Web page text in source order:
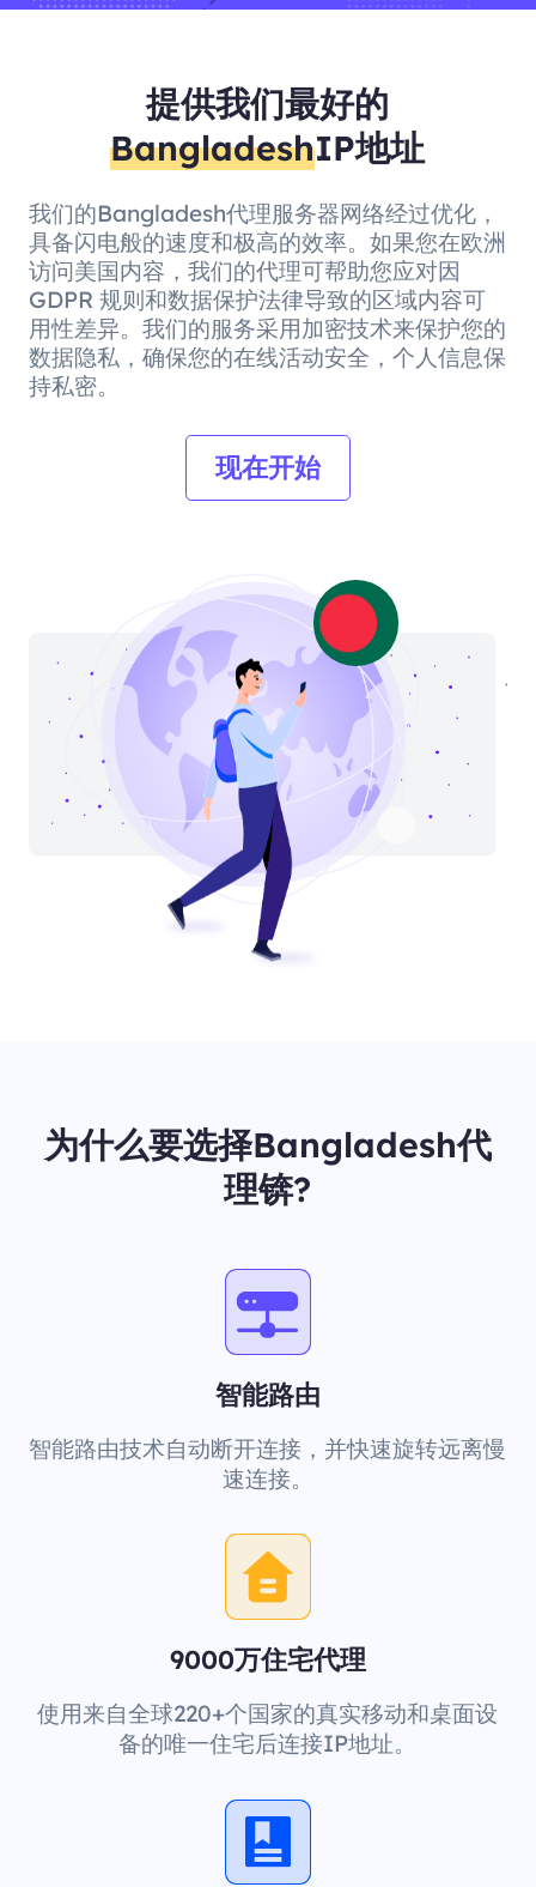
提供我们最好的
BangladeshIP地址
我们的Bangladesh代理服务器网络经过优化，
具备闪电般的速度和极高的效率。如果您在欧洲
访问美国内容，我们的代理可帮助您应对因
GDPR 规则和数据保护法律导致的区域内容可
用性差异。我们的服务采用加密技术来保护您的
数据隐私，确保您的在线活动安全，个人信息保
持私密。
现在开始
为什么要选择Bangladesh代
理锛?
智能路由
智能路由技术自动断开连接，并快速旋转远离慢
速连接。
9000万住宅代理
使用来自全球220+个国家的真实移动和桌面设
备的唯一住宅后连接IP地址。